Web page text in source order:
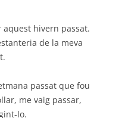
aquest hivern passat.
de la meva
passat que fou
me vaig passar,
lo.